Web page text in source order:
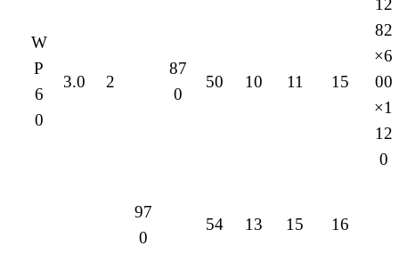
W
P
6
0
3.0 2
87
0
50 10 11 15
12
82
×6
00
×1
12
0
97
0
54 13 15 16